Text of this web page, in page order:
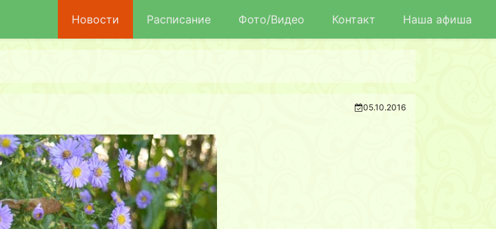
Новости Расписание Фото/Видео Контакт Наша афиша
05.10.2016